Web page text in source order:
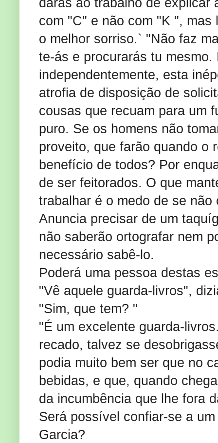
darás ao trabalho de explicar
com "C" e não com "K ", mas
o melhor sorriso.` "Não faz
te-ás e procurarás tu
independentemente, esta
atrofia de disposição de
cousas que recuam para um
puro. Se os homens não
proveito, que farão quando o
benefício de todos? Por
de ser feitorados. O que
trabalhar é o medo de se
Anuncia precisar de um
não saberão ortografar nem
necessário sabê-lo.
Poderá uma pessoa destas
"Vê aquele guarda-livros",
"Sim, que tem? "
"É um excelente guarda-
recado, talvez se
podia muito bem ser que no
bebidas, e que, quando
da incumbência que lhe fora
Será possível confiar-se a
Garcia?